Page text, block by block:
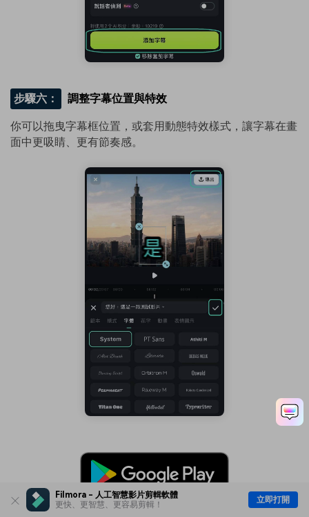
Filmora - 人工智慧影片剪輯軟體
更快、更智慧、更容易剪輯！
立即打開
步驟六： 調整字幕位置與特效
你可以拖曳字幕框位置，或套用動態特效樣式，讓字幕在畫
面中更吸睛、更有節奏感。
安全驗證！3,591,664